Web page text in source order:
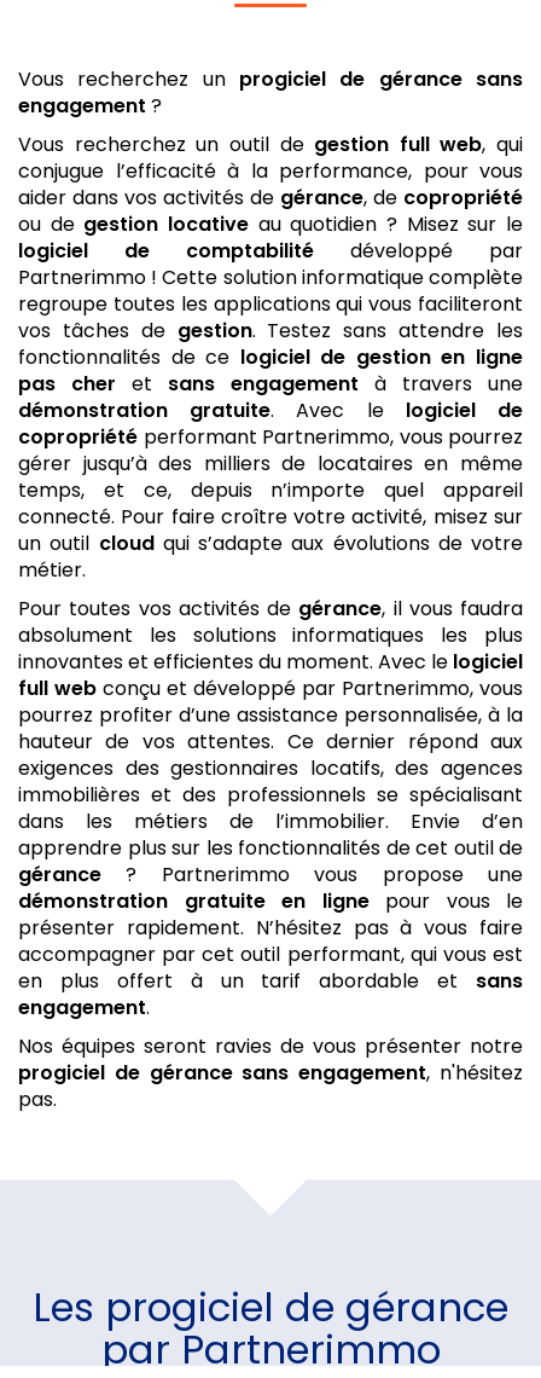
Vous recherchez un progiciel de gérance sans
engagement ?
Vous recherchez un outil de gestion full web, qui
conjugue l’efficacité à la performance, pour vous
aider dans vos activités de gérance, de copropriété
ou de gestion locative au quotidien ? Misez sur le
logiciel de comptabilité développé par
Partnerimmo ! Cette solution informatique complète
regroupe toutes les applications qui vous faciliteront
vos tâches de gestion. Testez sans attendre les
fonctionnalités de ce logiciel de gestion en ligne
pas cher et sans engagement à travers une
démonstration gratuite. Avec le logiciel de
copropriété performant Partnerimmo, vous pourrez
gérer jusqu’à des milliers de locataires en même
temps, et ce, depuis n’importe quel appareil
connecté. Pour faire croître votre activité, misez sur
un outil cloudqui s’adapte aux évolutions de votre
métier.
Pour toutes vos activités de gérance, il vous faudra
absolument les solutions informatiques les plus
innovantes et efficientes du moment. Avec le logiciel
full web conçu et développé par Partnerimmo, vous
pourrez profiter d’une assistance personnalisée, à la
hauteur de vos attentes. Ce dernier répond aux
exigences des gestionnaires locatifs, des agences
immobilières et des professionnels se spécialisant
dans les métiers de l’immobilier. Envie d’en
apprendre plus sur les fonctionnalités de cet outil de
gérance ? Partnerimmo vous propose une
démonstration gratuite en lignepour vous le
présenter rapidement. N’hésitez pas à vous faire
accompagner par cet outil performant, qui vous est
en plus offert à un tarif abordable et sans
engagement.
Nos équipes seront ravies de vous présenter notre
progiciel de gérance sans engagement, n'hésitez
pas.
Les progiciel de gérance
par Partnerimmo